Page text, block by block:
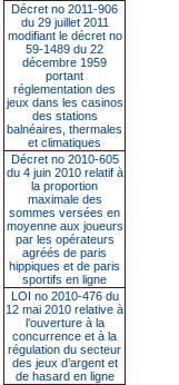
Décret no 2011-906
du 29 juillet 2011
modifiant le décret no
59-1489 du 22
décembre 1959
portant
réglementation des
jeux dans les casinos
des stations
balnéaires, thermales
et climatiques
Décret no 2010-605
du 4 juin 2010 relatif à
la proportion
maximale des
sommes versées en
moyenne aux joueurs
par les opérateurs
agréés de paris
hippiques et de paris
sportifs en ligne
LOI no 2010-476 du
12 mai 2010 relative à
l’ouverture à la
concurrence et à la
régulation du secteur
des jeux d’argent et
de hasard en ligne